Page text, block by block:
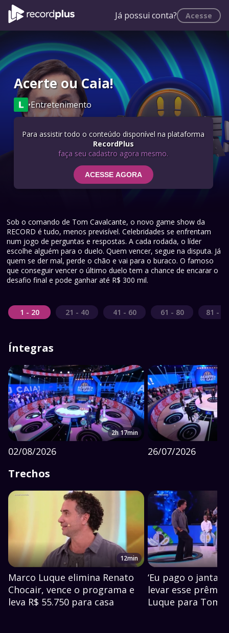
Já possui conta? Acesse
Acerte ou Caia!
•Entretenimento
Para assistir todo o conteúdo disponível na plataforma
RecordPlus
faça seu cadastro agora mesmo.
ACESSE AGORA
Sob o comando de Tom Cavalcante, o novo game show da
RECORD é tudo, menos previsível. Celebridades se enfrentam
num jogo de perguntas e respostas. A cada rodada, o líder
escolhe alguém para o duelo. Quem vencer, segue na disputa. Já
quem se der mal, perde o chão e vai para o buraco. O famoso
que conseguir vencer o último duelo tem a chance de encarar o
desafio final e pode ganhar até R$ 300 mil.
1 - 20 21 - 40 41 - 60 61 - 80 81 -
Íntegras
2h 17min
02/08/2026 26/07/2026
Trechos
12min
Marco Luque elimina Renato
Chocair, vence o programa e
leva R$ 55.750 para casa
‘Eu pago o jantar
levar esse
Luque para Tom